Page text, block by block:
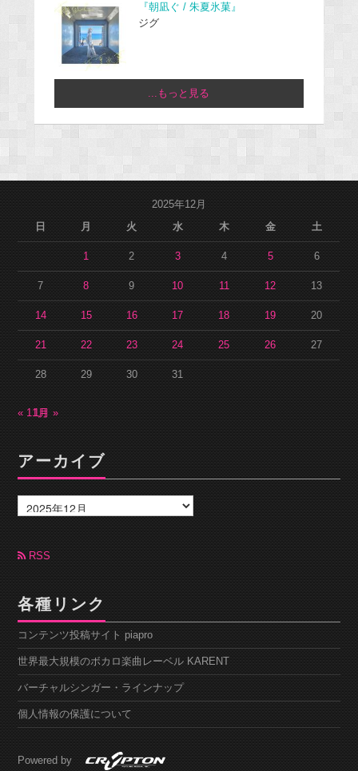
『朝凪ぐ / 朱夏氷菓』
ジグ
...もっと見る
2025年12月
日
月 火 水 木 金 土
1 2 3 4 5 6
7 8 9 10 11 12 13
14 15 16 17 18 19 20
21 22 23 24 25 26 27
28 29 30 31
« 11月1月 »
アーカイブ
ー
カ
ブ RSS
各種リンク
コンテンツ投稿サイト piapro
世界最大規模のボカロ楽曲レーベル KARENT
バーチャルシンガー・ラインナップ
個人情報の保護について
Powered by